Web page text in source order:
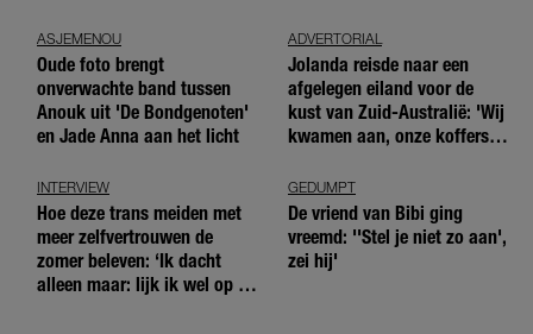
ASJEMENOU
Oude foto brengt
onverwachte band tussen
Anouk uit 'De Bondgenoten'
en Jade Anna aan het licht
ADVERTORIAL
Jolanda reisde naar een
afgelegen eiland voor de
kust van Zuid-Australië: 'Wij
kwamen aan, onze koffers
INTERVIEW
Hoe deze trans meiden met
meer zelfvertrouwen de
zomer beleven: ‘Ik dacht
alleen maar: lijk ik wel op de
GEDUMPT
De vriend van Bibi ging
vreemd: ''Stel je niet zo aan',
zei hij'